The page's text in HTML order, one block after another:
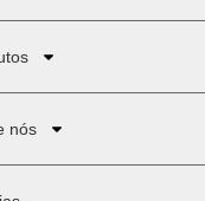
nós